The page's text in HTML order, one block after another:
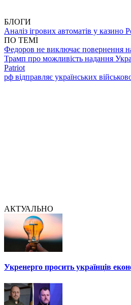
БЛОГИ
Аналіз ігрових автоматів у казино
ПО ТЕМІ
Федоров не виключає повернення
Трамп про можливість надання
Patriot
рф відправляє українських
АКТУАЛЬНО
Укренерго просить українців